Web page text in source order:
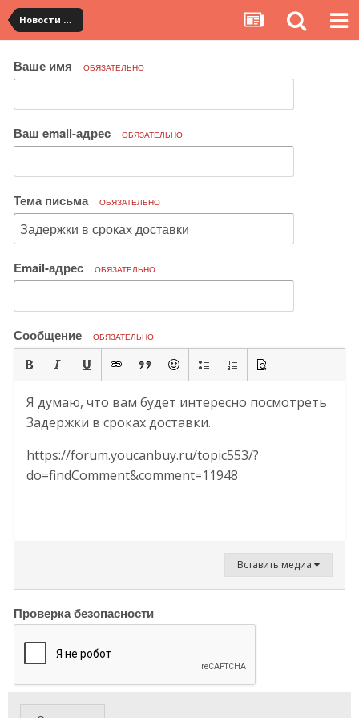
Новости сервиса
Ваше имя ОБЯЗАТЕЛЬНО
Ваш email-адрес ОБЯЗАТЕЛЬНО
Тема письма ОБЯЗАТЕЛЬНО
Email-адрес ОБЯЗАТЕЛЬНО
Сообщение ОБЯЗАТЕЛЬНО
Я думаю, что вам будет интересно посмотреть
Задержки в сроках доставки.
https://forum.youcanbuy.ru/topic553/?
do=findComment&comment=11948
Вставить медиа
Проверка безопасности